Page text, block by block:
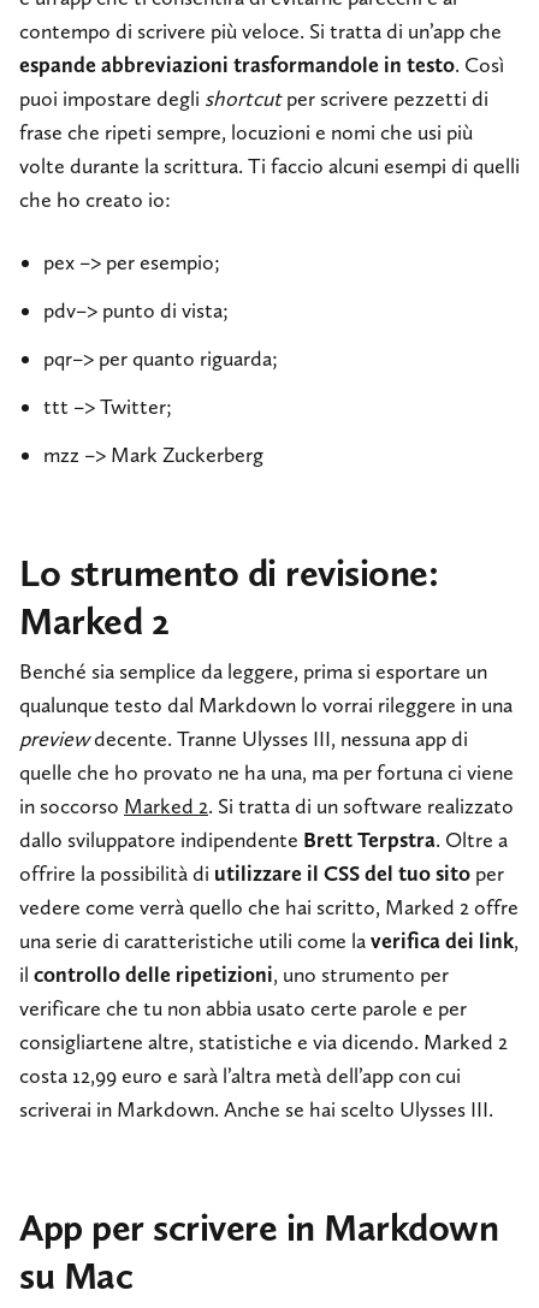
contempo di scrivere più veloce. Si tratta di un’app che
espande abbreviazioni trasformandole in testo. Così
puoi impostare degli shortcutper scrivere pezzetti di
frase che ripeti sempre, locuzioni e nomi che usi più
volte durante la scrittura. Ti faccio alcuni esempi di quelli
che ho creato io:
pex –> per esempio;
pdv–> punto di vista;
pqr–> per quanto riguarda;
ttt –> Twitter;
mzz –> Mark Zuckerberg
Lo strumento di revisione:
Marked 2
Benché sia semplice da leggere, prima si esportare un
qualunque testo dal Markdown lo vorrai rileggere in una
previewdecente. Tranne Ulysses III, nessuna app di
quelle che ho provato ne ha una, ma per fortuna ci viene
in soccorso Marked 2. Si tratta di un software realizzato
dallo sviluppatore indipendente Brett Terpstra. Oltre a
offrire la possibilità di utilizzare il CSS del tuo sito per
vedere come verrà quello che hai scritto, Marked 2 offre
una serie di caratteristiche utili come laverifica dei link,
il controllo delle ripetizioni, uno strumento per
verificare che tu non abbia usato certe parole e per
consigliartene altre, statistiche e via dicendo. Marked 2
costa 12,99 euro e sarà l’altra metà dell’app con cui
scriverai in Markdown. Anche se hai scelto Ulysses III.
App per scrivere in Markdown
su Mac